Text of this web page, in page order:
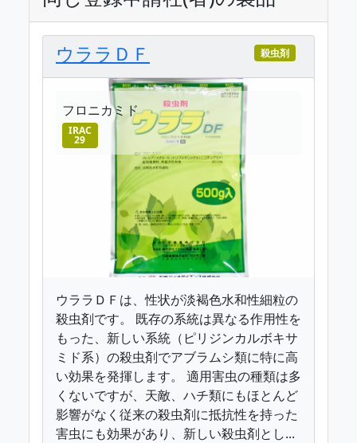
ウララＤＦ 殺虫剤
フロニカミド
IRAC
29
ウララＤＦは、性状が淡褐色水和性細粒の
殺虫剤です。 既存の系統は異なる作用性を
もった、新しい系統（ピリジンカルボキサ
ミド系）の殺虫剤でアブラムシ類に特に高
い効果を発揮します。 適用害虫の種類は多
くないですが、天敵、ハチ類にもほとんど
影響がなく従来の殺虫剤に抵抗性を持った
害虫にも効果があり、新しい殺虫剤とし...